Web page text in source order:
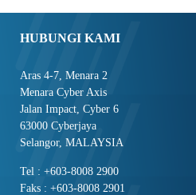
HUBUNGI KAMI
Aras 4-7, Menara 2
Menara Cyber Axis
Jalan Impact, Cyber 6
63000 Cyberjaya
Selangor, MALAYSIA
Tel : +603-8008 2900
Faks : +603-8008 2901